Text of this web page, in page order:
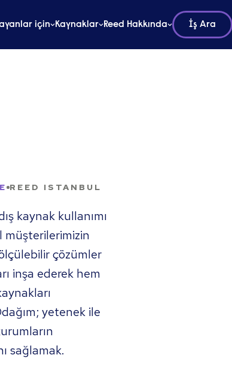
için Kaynaklar Reed Hakkında İş Ara
REED ISTANBUL
kaynak kullanımı
müşterilerimizin
çözümler
inşa ederek hem
yetenek ile
sağlamak.